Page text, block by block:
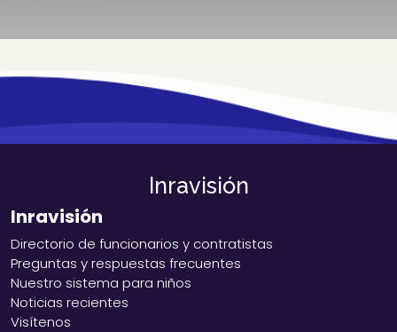
Inravisión
Inravisión
Directorio de funcionarios y contratistas
Preguntas y respuestas frecuentes
Nuestro sistema para niños
Noticias recientes
Visítenos